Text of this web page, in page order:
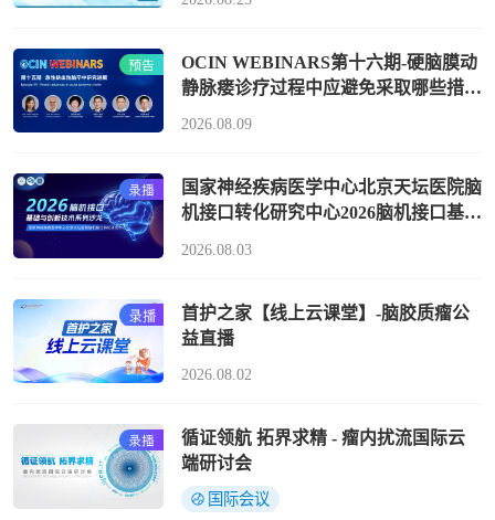
OCIN WEBINARS第十六期-硬脑膜动
静脉瘘诊疗过程中应避免采取哪些措
2026.08.09
国家神经疾病医学中心北京天坛医院脑
机接口转化研究中心2026脑机接口基础
2026.08.03
首护之家【线上云课堂】-脑胶质瘤公
益直播
2026.08.02
循证领航 拓界求精 - 瘤内扰流国际云
端研讨会
国际会议